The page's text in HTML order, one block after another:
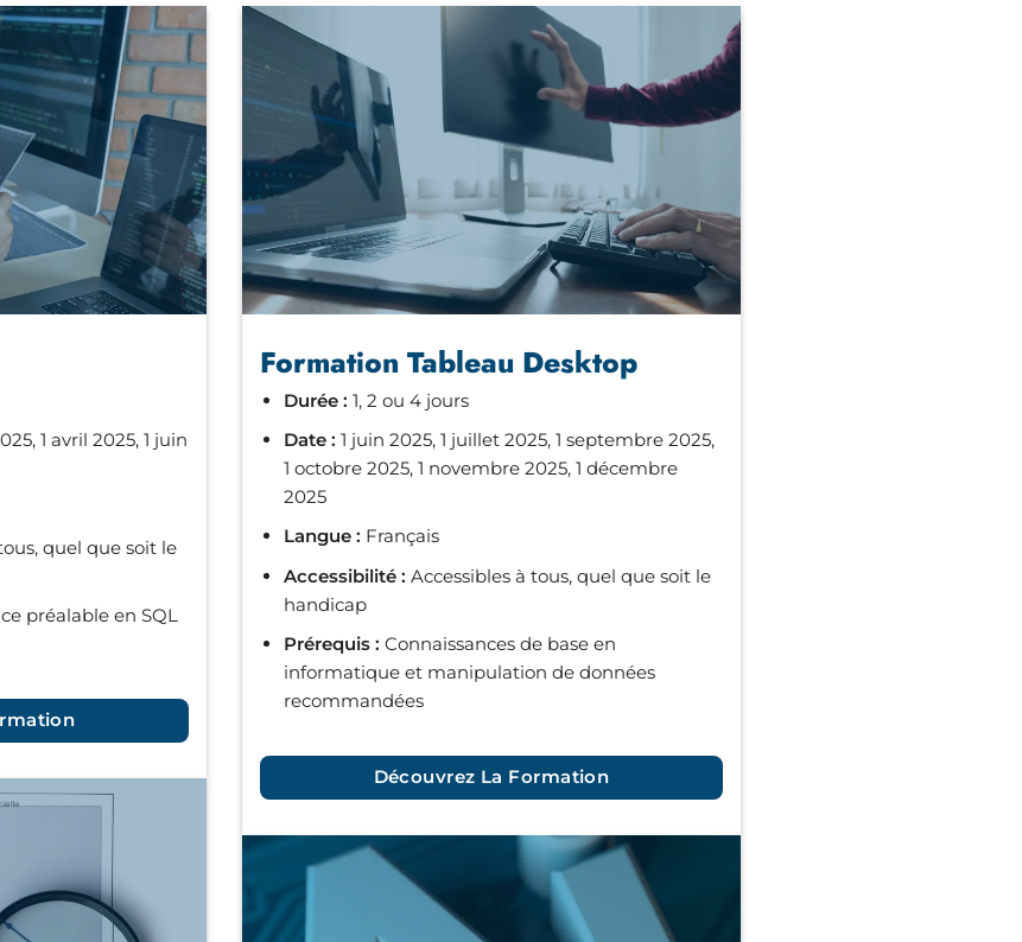
1 avril 2025, 1 juin
quel que soit le
préalable en SQL
Formation Tableau Desktop
Durée : 1, 2 ou 4 jours
Date : 1 juin 2025, 1 juillet 2025, 1 septembre 2025,
1 octobre 2025, 1 novembre 2025, 1 décembre
2025
Langue : Français
Accessibilité : Accessibles à tous, quel que soit le
handicap
Prérequis : Connaissances de base en
informatique et manipulation de données
recommandées
Découvrez La Formation